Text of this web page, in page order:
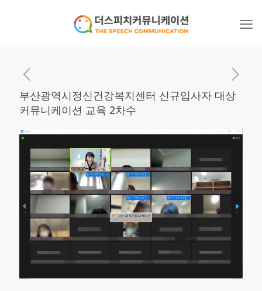
부산광역시정신건강복지센터 신규입사자 대상
커뮤니케이션 교육 2차수